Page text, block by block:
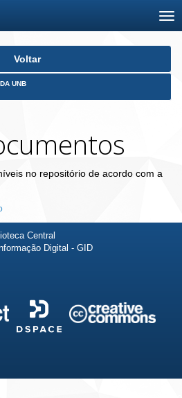
Voltar
UNB
no repositório de acordo com a
Central
Digital - GID